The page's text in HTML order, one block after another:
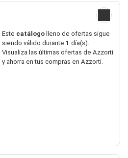
Este catálogo lleno de ofertas sigue
siendo válido durante 1 día(s).
Visualiza las últimas ofertas de Azzorti
y ahorra en tus compras en Azzorti.